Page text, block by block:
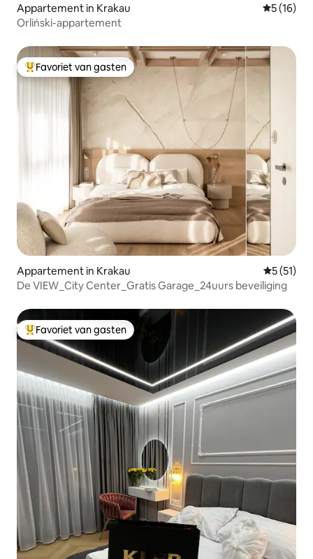
Appartement in Krakau
5 (16)
Orliński-appartement
Topfavoriet van gasten
Favoriet van gasten
Appartement in Krakau
5 (51)
De VIEW_City Center_Gratis Garage_24uurs beveiliging
Topfavoriet van gasten
Favoriet van gasten